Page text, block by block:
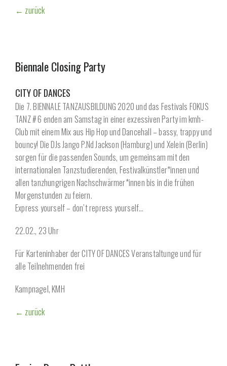
← zurück
Biennale Closing Party
CITY OF DANCES
Die 7. BIENNALE TANZAUSBILDUNG 2020 und das Festivals FOKUS
TANZ # 6 enden am Samstag in einer exzessiven Party im kmh-
Club mit einem Mix aus Hip Hop und Dancehall – bassy, trappy und
bouncy! Die DJs Jango P.Nd Jackson (Hamburg) und Xelein (Berlin)
sorgen für die passenden Sounds, um gemeinsam mit den
internationalen Tanzstudierenden, Festivalkünstler*innen und
allen tanzhungrigen Nachschwärmer*innen bis in die frühen
Morgenstunden zu feiern.
Express yourself – don’t repress yourself…
22.02., 23 Uhr
Für Karteninhaber der CITY OF DANCES Veranstaltunge und für
alle Teilnehmenden frei
Kampnagel, KMH
← zurück